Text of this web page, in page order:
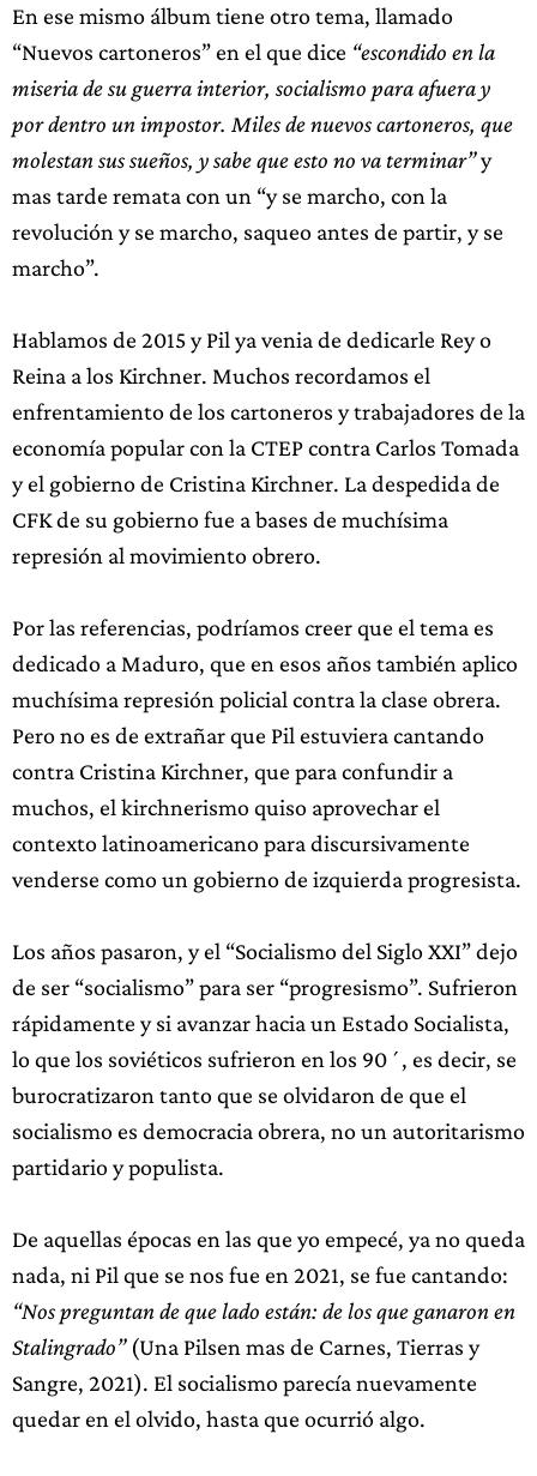
En ese mismo álbum tiene otro tema, llamado
“Nuevos cartoneros” en el que dice “escondido en la
miseria de su guerra interior, socialismo para afuera y
por dentro un impostor. Miles de nuevos cartoneros, que
molestan sus sueños, y sabe que esto no va terminar”y
mas tarde remata con un “y se marcho, con la
revolución y se marcho, saqueo antes de partir, y se
marcho”.
Hablamos de 2015 y Pil ya venia de dedicarle Rey o
Reina a los Kirchner. Muchos recordamos el
enfrentamiento de los cartoneros y trabajadores de la
economía popular con la CTEP contra Carlos Tomada
y el gobierno de Cristina Kirchner. La despedida de
CFK de su gobierno fue a bases de muchísima
represión al movimiento obrero.
Por las referencias, podríamos creer que el tema es
dedicado a Maduro, que en esos años también aplico
muchísima represión policial contra la clase obrera.
Pero no es de extrañar que Pil estuviera cantando
contra Cristina Kirchner, que para confundir a
muchos, el kirchnerismo quiso aprovechar el
contexto latinoamericano para discursivamente
venderse como un gobierno de izquierda progresista.
Los años pasaron, y el “Socialismo del Siglo XXI” dejo
de ser “socialismo” para ser “progresismo”. Sufrieron
rápidamente y si avanzar hacia un Estado Socialista,
lo que los soviéticos sufrieron en los 90´, es decir, se
burocratizaron tanto que se olvidaron de que el
socialismo es democracia obrera, no un autoritarismo
partidario y populista.
De aquellas épocas en las que yo empecé, ya no queda
nada, ni Pil que se nos fue en 2021, se fue cantando:
“Nos preguntan de que lado están: de los que ganaron en
Stalingrado”(Una Pilsen mas de Carnes, Tierras y
Sangre, 2021). El socialismo parecía nuevamente
quedar en el olvido, hasta que ocurrió algo.